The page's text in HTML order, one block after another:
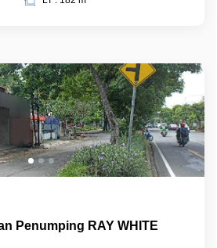
Penumping RAY WHITE